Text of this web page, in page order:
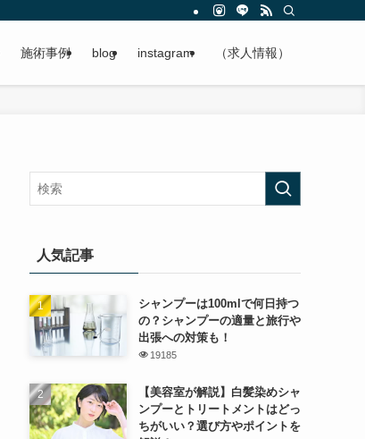
施術事例 blog instagram （求人情報）
人気記事
シャンプーは100mlで何日持つ
の？シャンプーの適量と旅行や
出張への対策も！
19185
【美容室が解説】白髪染めシャ
ンプーとトリートメントはどっ
ちがいい？選び方やポイントを